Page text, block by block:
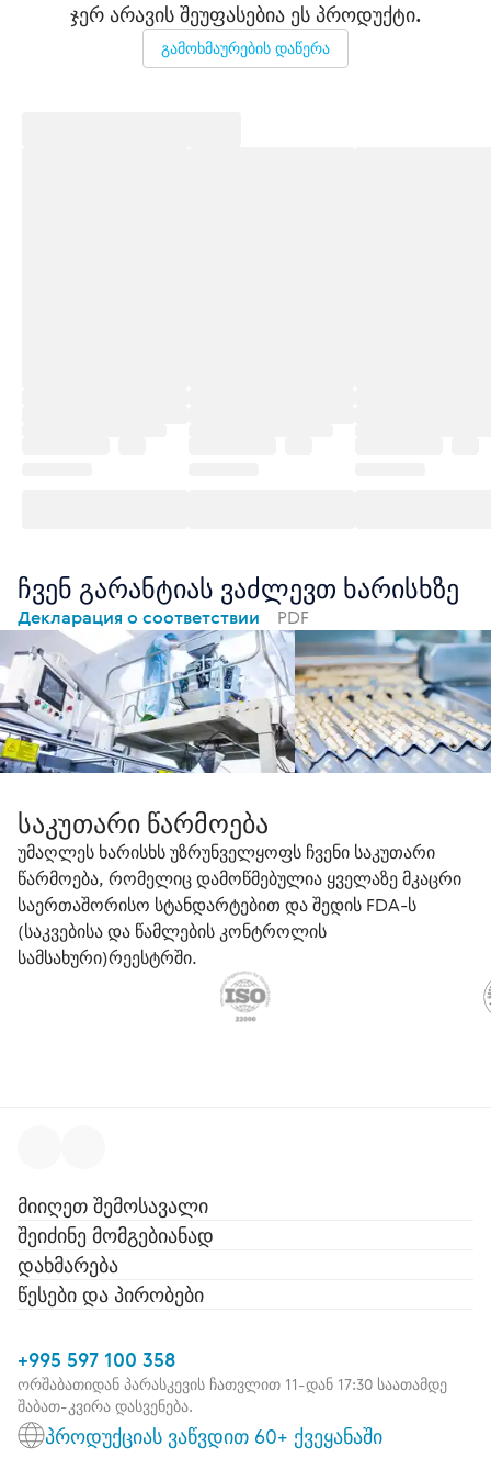
ჯერ არავის შეუფასებია ეს პროდუქტი.
გამოხმაურების დაწერა
ჩვენ გარანტიას ვაძლევთ ხარისხზე
Декларация о соответствии PDF
საკუთარი წარმოება
უმაღლეს ხარისხს უზრუნველყოფს ჩვენი საკუთარი
წარმოება, რომელიც დამოწმებულია ყველაზე მკაცრი
საერთაშორისო სტანდარტებით და შედის FDA-ს
(საკვებისა და წამლების კონტროლის
სამსახური)რეესტრში.
მიიღეთ შემოსავალი
შეიძინე მომგებიანად
დახმარება
წესები და პირობები
+995 597 100 358
ორშაბათიდან პარასკევის ჩათვლით 11-დან 17:30 საათამდე
შაბათ-კვირა დასვენება.
პროდუქციას ვაწვდით 60+ ქვეყანაში